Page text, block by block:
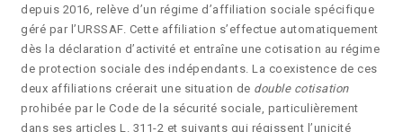
depuis 2016, relève d’un régime d’affiliation sociale spécifique
géré par l’URSSAF. Cette affiliation s’effectue automatiquement
dès la déclaration d’activité et entraîne une cotisation au régime
de protection sociale des indépendants. La coexistence de ces
deux affiliations créerait une situation de double cotisation
prohibée par le Code de la sécurité sociale, particulièrement
dans ses articles L. 311-2 et suivants qui régissent l’unicité